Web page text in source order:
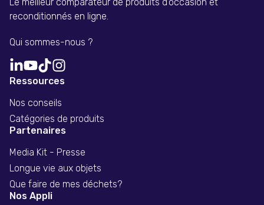
reconditionnés en ligne.
Qui sommes-nous ?
Ressources
Nos conseils
Catégories de produits
Partenaires
Media Kit - Presse
Longue vie aux objets
Que faire de mes déchets?
Nos Appli